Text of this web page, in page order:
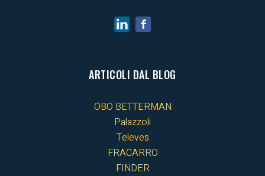
ARTICOLI DAL BLOG
OBO BETTERMAN
Palazzoli
Televes
FRACARRO
FINDER